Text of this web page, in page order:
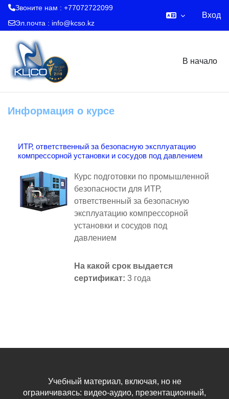
Звоните нам : +77072722099
Эл.почта : info@kcso.kz
Вход
В начало
Информация о курсе
ИТР, ответственный за безопасную эксплуатацию
компрессорной установки и сосудов под давлением
Курс подготовки по промышленной
безопасности для ИТР,
ответственный за безопасную
эксплуатацию компрессорной
установки и сосудов под
давлением
На какой срок выдается
сертификат: 3 года
Учебный материал, включая, но не
ограничиваясь: видео-аудио, презентационный,